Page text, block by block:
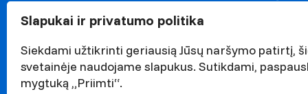
Slapukai ir privatumo politika
Siekdami užtikrinti geriausią Jūsų naršymo patirtį,
svetainėje naudojame slapukus. Sutikdami,
mygtuką „Priimti“.
Renginiai